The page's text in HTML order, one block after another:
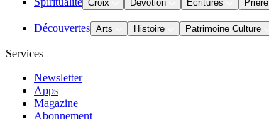
Croix Dévotion Écritures Prière
Découvertes Arts Histoire Patrimoine Culture
Services
Newsletter
Apps
Magazine
Abonnement